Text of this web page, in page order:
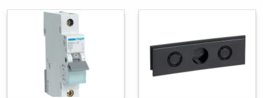
B-
Kar.
hoeveelheid
B-